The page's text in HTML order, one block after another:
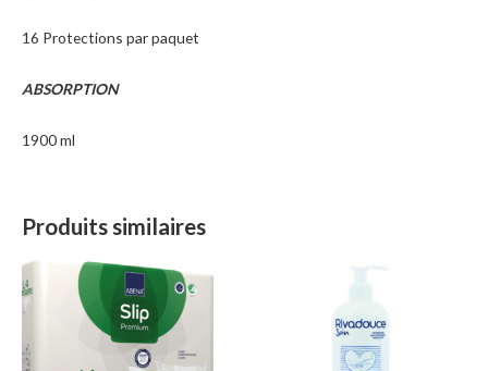
16 Protections par paquet
ABSORPTION
1900 ml
Produits similaires